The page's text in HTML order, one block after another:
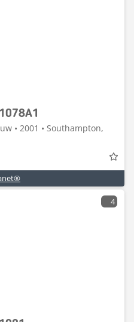
• 2001 • Southampton,
4